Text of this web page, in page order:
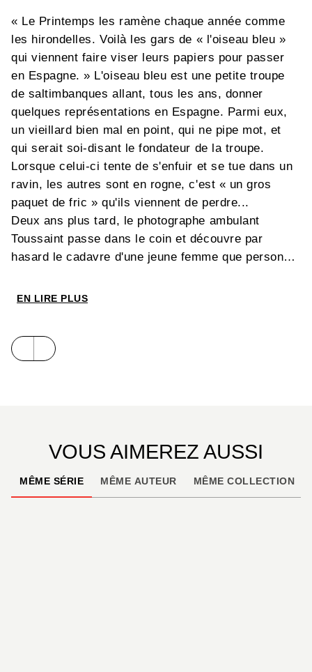
« Le Printemps les ramène chaque année comme
les hirondelles. Voilà les gars de « l'oiseau bleu »
qui viennent faire viser leurs papiers pour passer
en Espagne. » L'oiseau bleu est une petite troupe
de saltimbanques allant, tous les ans, donner
quelques représentations en Espagne. Parmi eux,
un vieillard bien mal en point, qui ne pipe mot, et
qui serait soi-disant le fondateur de la troupe.
Lorsque celui-ci tente de s'enfuir et se tue dans un
ravin, les autres sont en rogne, c'est « un gros
paquet de fric » qu'ils viennent de perdre...
Deux ans plus tard, le photographe ambulant
Toussaint passe dans le coin et découvre par
hasard le cadavre d'une jeune femme que personne
« Pouvais-je medouter que j'étais devenu l'acteur
Toussaint, qui ignore encore la teneur des troubles
qui vont bientôt l'agiter...
EN LIRE PLUS
VOUS AIMEREZ AUSSI
MÊME SÉRIE MÊME AUTEUR MÊME COLLECTION